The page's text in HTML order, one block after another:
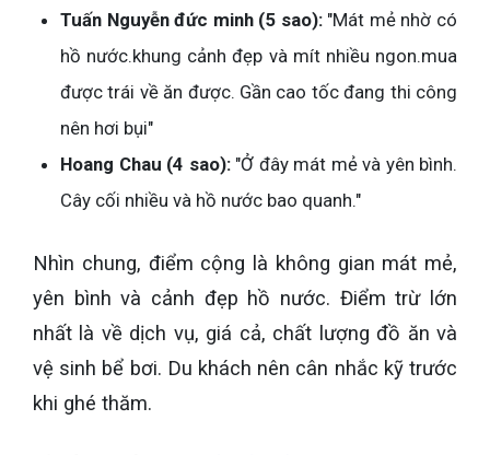
Tuấn Nguyễn đức minh (5 sao):"Mát mẻ nhờ có
hồ nước.khung cảnh đẹp và mít nhiều ngon.mua
được trái về ăn được. Gần cao tốc đang thi công
nên hơi bụi"
Hoang Chau (4 sao):"Ở đây mát mẻ và yên bình.
Cây cối nhiều và hồ nước bao quanh."
Nhìn chung, điểm cộng là không gian mát mẻ,
yên bình và cảnh đẹp hồ nước. Điểm trừ lớn
nhất là về dịch vụ, giá cả, chất lượng đồ ăn và
vệ sinh bể bơi. Du khách nên cân nhắc kỹ trước
khi ghé thăm.